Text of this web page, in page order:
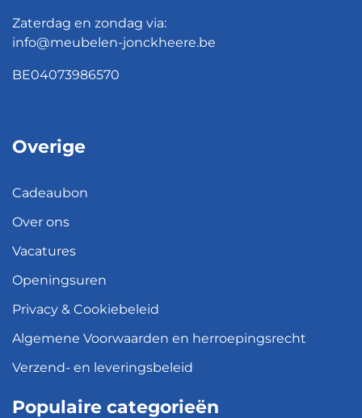
Zaterdag en zondag via:
info@meubelen-jonckheere.be
BE04073986570
Overige
Cadeaubon
Over ons
Vacatures
Openingsuren
Privacy & Cookiebeleid
Algemene Voorwaarden en herroepingsrecht
Verzend- en leveringsbeleid
Populaire categorieën